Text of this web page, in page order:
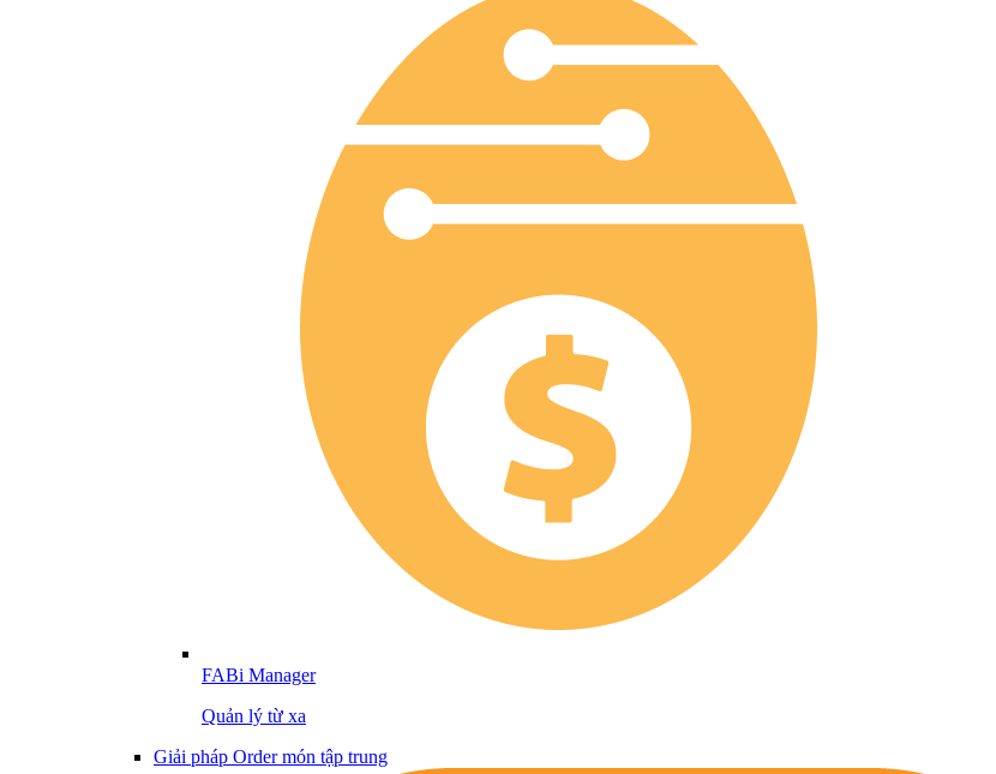
FABi Manager
Quản lý từ xa
Giải pháp Order món tập trung